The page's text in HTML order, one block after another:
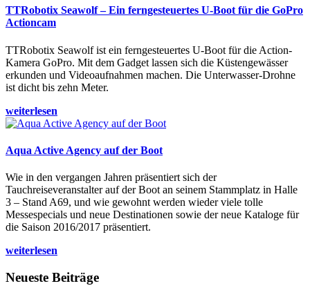
TTRobotix Seawolf – Ein ferngesteuertes U-Boot für die GoPro
Actioncam
TTRobotix Seawolf ist ein ferngesteuertes U-Boot für die Action-
Kamera GoPro. Mit dem Gadget lassen sich die Küstengewässer
erkunden und Videoaufnahmen machen. Die Unterwasser-Drohne
ist dicht bis zehn Meter.
weiterlesen
Aqua Active Agency auf der Boot
Wie in den vergangen Jahren präsentiert sich der
Tauchreiseveranstalter auf der Boot an seinem Stammplatz in Halle
3 – Stand A69, und wie gewohnt werden wieder viele tolle
Messespecials und neue Destinationen sowie der neue Kataloge für
die Saison 2016/2017 präsentiert.
weiterlesen
Neueste Beiträge